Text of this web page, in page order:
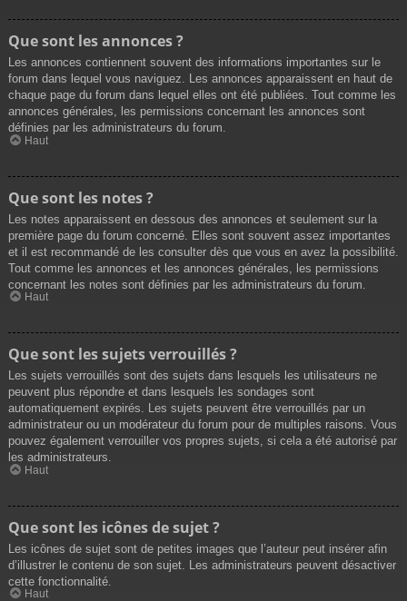
Que sont les annonces ?
Les annonces contiennent souvent des informations importantes sur le
forum dans lequel vous naviguez. Les annonces apparaissent en haut de
chaque page du forum dans lequel elles ont été publiées. Tout comme les
annonces générales, les permissions concernant les annonces sont
définies par les administrateurs du forum.
Haut
Que sont les notes ?
Les notes apparaissent en dessous des annonces et seulement sur la
première page du forum concerné. Elles sont souvent assez importantes
et il est recommandé de les consulter dès que vous en avez la possibilité.
Tout comme les annonces et les annonces générales, les permissions
concernant les notes sont définies par les administrateurs du forum.
Haut
Que sont les sujets verrouillés ?
Les sujets verrouillés sont des sujets dans lesquels les utilisateurs ne
peuvent plus répondre et dans lesquels les sondages sont
automatiquement expirés. Les sujets peuvent être verrouillés par un
administrateur ou un modérateur du forum pour de multiples raisons. Vous
pouvez également verrouiller vos propres sujets, si cela a été autorisé par
les administrateurs.
Haut
Que sont les icônes de sujet ?
Les icônes de sujet sont de petites images que l’auteur peut insérer afin
d’illustrer le contenu de son sujet. Les administrateurs peuvent désactiver
cette fonctionnalité.
Haut